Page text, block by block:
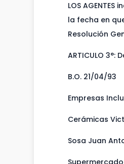
LOS
la fecha en
Resolución
ARTICULO 3°:
B.O. 21/04/93
Empresas
Cerámicas
Sosa Juan